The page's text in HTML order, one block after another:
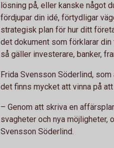
lösning på, eller kanske något
fördjupar din idé, förtydligar
strategisk plan för hur ditt
det dokument som förklarar
så gäller investerare, banker,
Frida Svensson Söderlind,
det finns mycket att vinna på
– Genom att skriva en
svagheter och nya möjligheter,
Svensson Söderlind.